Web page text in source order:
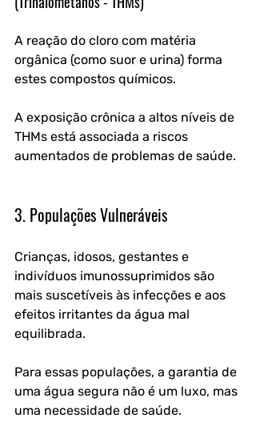
A reação do cloro com matéria
orgânica (como suor e urina) forma
estes compostos químicos.
A exposição crônica a altos níveis de
THMs está associada a riscos
aumentados de problemas de saúde.
3. Populações Vulneráveis
Crianças, idosos, gestantes e
indivíduos imunossuprimidos são
mais suscetíveis às infecções e aos
efeitos irritantes da água mal
equilibrada.
Para essas populações, a garantia de
uma água segura não é um luxo, mas
uma necessidade de saúde.